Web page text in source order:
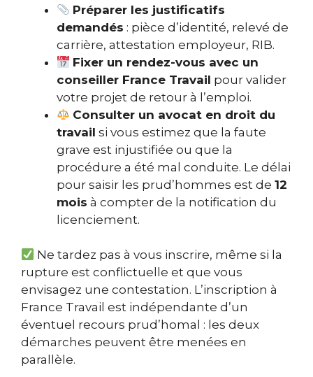
Préparer les justificatifs
demandés : pièce d’identité, relevé de
carrière, attestation employeur, RIB.
Fixer un rendez-vous avec un
conseiller France Travail pour valider
votre projet de retour à l’emploi.
Consulter un avocat en droit du
travail si vous estimez que la faute
grave est injustifiée ou que la
procédure a été mal conduite. Le délai
pour saisir les prud’hommes est de 12
mois à compter de la notification du
licenciement.
Ne tardez pas à vous inscrire, même si la
rupture est conflictuelle et que vous
envisagez une contestation. L’inscription à
France Travail est indépendante d’un
éventuel recours prud’homal : les deux
démarches peuvent être menées en
parallèle.